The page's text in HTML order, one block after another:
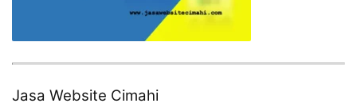
Jasa Website Cimahi